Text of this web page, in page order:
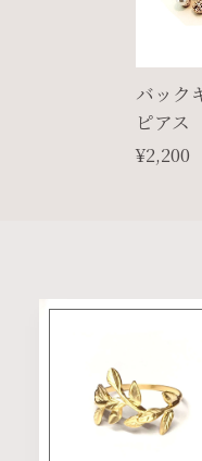
バック
ピアス
¥2,200